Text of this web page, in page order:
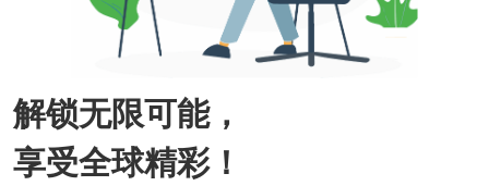
解锁无限可能，
享受全球精彩！